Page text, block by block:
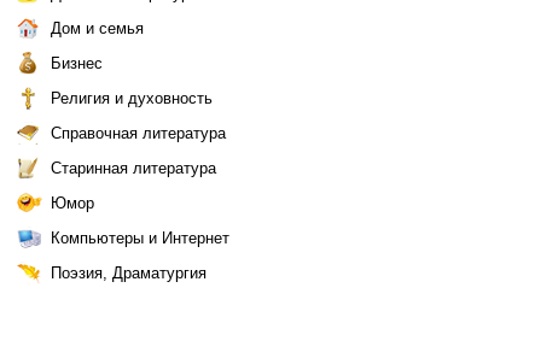
Дом и семья
Бизнес
Религия и духовность
Справочная литература
Старинная литература
Юмор
Компьютеры и Интернет
Поэзия, Драматургия